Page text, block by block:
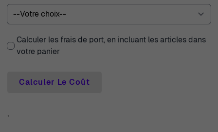
Calculer les frais de port, en incluant les articles dans
votre panier
Calculer Le Coût
`